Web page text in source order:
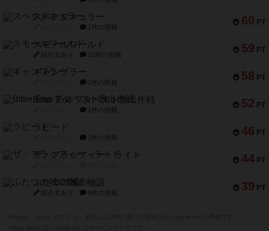
60 PT
スペクタキュラー
1件の投稿
59 PT
スモールワールド
紹介文あり 13件の投稿
58 PT
ギャンブラー
2件の投稿
52 PT
Bitter End ブタペスト救出作戦
1件の投稿
46 PT
ラピード
1件の投稿
44 PT
ザ・フラッフィー・ライト
39 PT
ふたつの城の物語
紹介文あり 6件の投稿